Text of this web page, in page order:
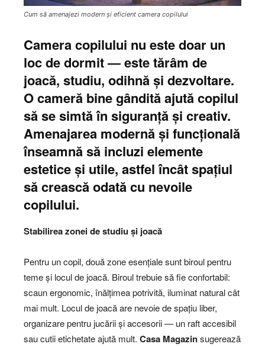
Cum să amenajezi modern și eficient camera copilului
Camera copilului nu este doar un
loc de dormit — este tărâm de
joacă, studiu, odihnă și dezvoltare.
O cameră bine gândită ajută copilul
să se simtă în siguranță și creativ.
Amenajarea modernă și funcțională
înseamnă să incluzi elemente
estetice și utile, astfel încât spațiul
să crească odată cu nevoile
copilului.
Stabilirea zonei de studiu și joacă
Pentru un copil, două zone esențiale sunt biroul pentru
teme și locul de joacă. Biroul trebuie să fie confortabil:
scaun ergonomic, înălțimea potrivită, iluminat natural cât
mai mult. Locul de joacă are nevoie de spațiu liber,
organizare pentru jucării și accesorii — un raft accesibil
sau cutii etichetate ajută mult. Casa Magazinsugerează